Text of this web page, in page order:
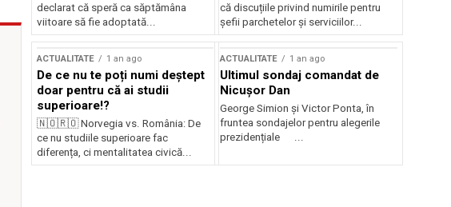
declarat că speră ca săptămâna
viitoare să fie adoptată...
că discuțiile privind numirile pentru
șefii parchetelor și serviciilor...
ACTUALITATE 1 an ago
De ce nu te poți numi deștept
doar pentru că ai studii
superioare!?
🇳🇴🇷🇴 Norvegia vs. România: De
ce nu studiile superioare fac
diferența, ci mentalitatea civică...
ACTUALITATE 1 an ago
Ultimul sondaj comandat de
Nicușor Dan
George Simion și Victor Ponta, în
fruntea sondajelor pentru alegerile
prezidențiale ...